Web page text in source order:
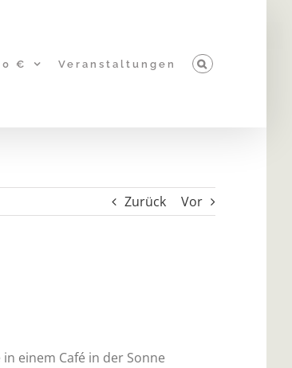
€ Veranstaltungen
Zurück Vor
einem Café in der Sonne